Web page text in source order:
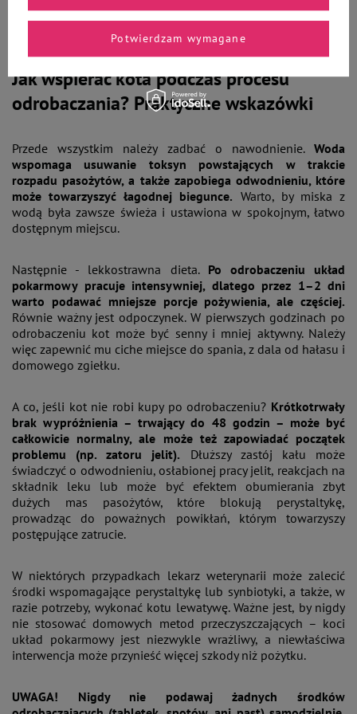
zwierząt trzeba zachować szczególna ostrożność i reagować
szybko na pogarszające się samopoczucie.
Jak wspierać kota podczas procesu
odrobaczania? Praktyczne wskazówki
Przede wszystkim należy zadbać o nawodnienie. Woda
wspomaga usuwanie toksyn powstających w trakcie
rozpadu pasożytów, a także zapobiega odwodnieniu, które
może towarzyszyć łagodnej biegunce. Warto, by miska z
wodą była zawsze świeża i ustawiona w spokojnym, łatwo
dostępnym miejscu.
Następnie - lekkostrawna dieta. Po odrobaczeniu układ
pokarmowy pracuje intensywniej, dlatego przez 1–2 dni
warto podawać mniejsze porcje pożywienia, ale częściej.
Równie ważny jest odpoczynek. W pierwszych godzinach po
odrobaczeniu kot może być senny i mniej aktywny. Należy
więc zapewnić mu ciche miejsce do spania, z dala od hałasu i
domowego zgiełku.
A co, jeśli kot nie robi kupy po odrobaczeniu? Krótkotrwały
brak wypróżnienia – trwający do 48 godzin – może być
całkowicie normalny, ale może też zapowiadać początek
problemu (np. zatoru jelit). Dłuższy zastój kału może
świadczyć o odwodnieniu, osłabionej pracy jelit, reakcjach na
składnik leku lub może być efektem obumierania zbyt
dużych mas pasożytów, które blokują perystaltykę,
prowadząc do poważnych powikłań, którym towarzyszy
postępujące zatrucie.
W niektórych przypadkach lekarz weterynarii może zalecić
środki wspomagające perystaltykę lub synbiotyki, a także, w
razie potrzeby, wykonać kotu lewatywę. Ważne jest, by nigdy
nie stosować domowych metod przeczyszczających – koci
układ pokarmowy jest niezwykle wrażliwy, a niewłaściwa
interwencja może przynieść więcej szkody niż pożytku.
UWAGA! Nigdy nie podawaj żadnych środków
Potwierdzam wymagane